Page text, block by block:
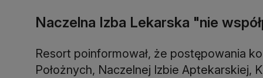
Naczelna Izba Lekarska "nie
Resort poinformował, że postępowania
Położnych, Naczelnej Izbie Aptekarskiej,